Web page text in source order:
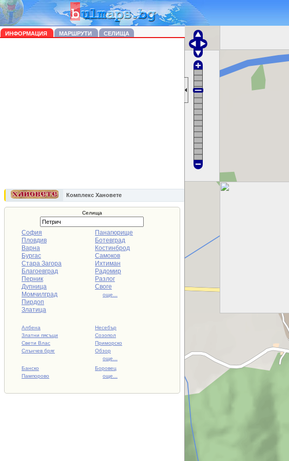
ИНФОРМАЦИЯ МАРШРУТИ СЕЛИЩА
Комплекс Хановете
Селища
София
Пловдив
Варна
Бургас
Стара Загора
Благоевград
Перник
Дупница
Момчилград
Пирдоп
Златица
Панагюрище
Ботевград
Костинброд
Самоков
Ихтиман
Радомир
Разлог
Своге
още...
Албена
Златни пясъци
Свети Влас
Слънчев бряг
Несебър
Созопол
Приморско
Обзор
още...
Банско
Пампорово
Боровец
още...